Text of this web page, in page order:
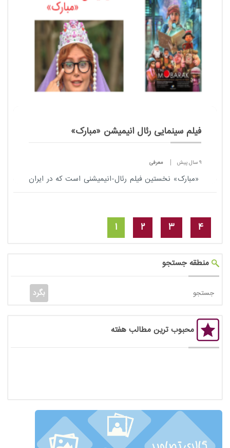
فیلم سینمایی رئال انیمیشن «مبارک»
9 سال پیش معرفی
«مبارک» نخستين فيلم رئال-​انیمیشنی است که در ايران
1 2 3 4
منطقه جستجو
محبوب ترین مطالب هفته